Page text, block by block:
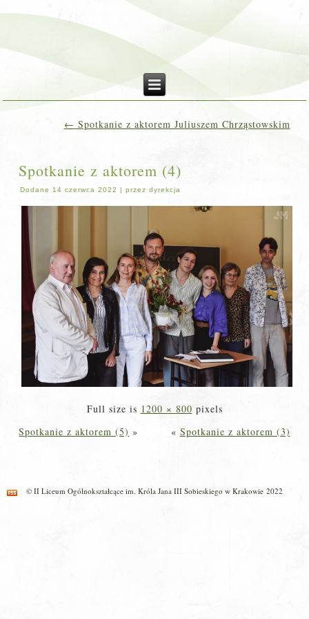
← Spotkanie z aktorem Juliuszem Chrząstowskim
Spotkanie z aktorem (4)
Dodane 14 czerwca 2022 |przez dyrekcja
Full size is 1200 × 800 pixels
Spotkanie z aktorem (5) » « Spotkanie z aktorem (3)
© II Liceum Ogólnokształcące im. Króla Jana III Sobieskiego w Krakowie 2022